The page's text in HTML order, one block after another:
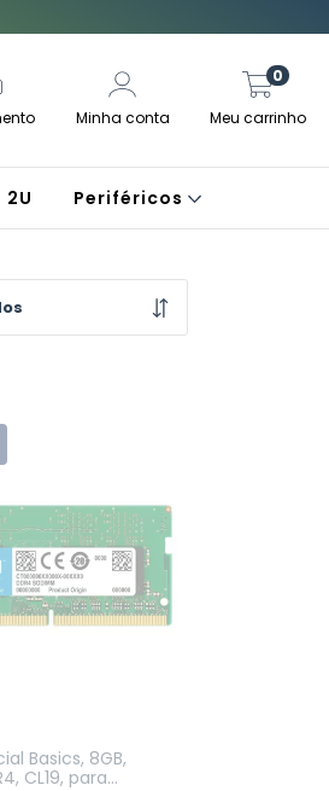
Minha conta Meu carrinho
0
Periféricos
Basics, 8GB,
CL19, para